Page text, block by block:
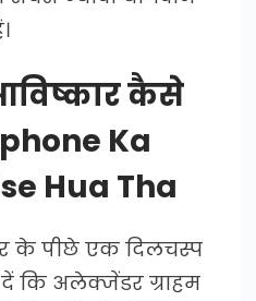
कैसे
Ka
Hua Tha
के पीछे एक दिलचस्प
कि अलेक्जेंडर ग्राहम